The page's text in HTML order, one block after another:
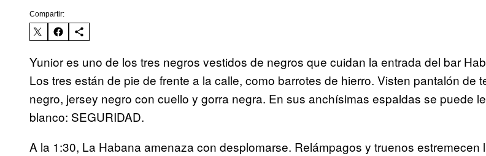
Compartir:
Yunior es uno de los tres negros vestidos de negros que cuidan la entrada del bar
Los tres están de pie de frente a la calle, como barrotes de hierro. Visten pantalón de
negro, jersey negro con cuello y gorra negra. En sus anchísimas espaldas se puede
blanco: SEGURIDAD.
A la 1:30, La Habana amenaza con desplomarse. Relámpagos y truenos estremecen